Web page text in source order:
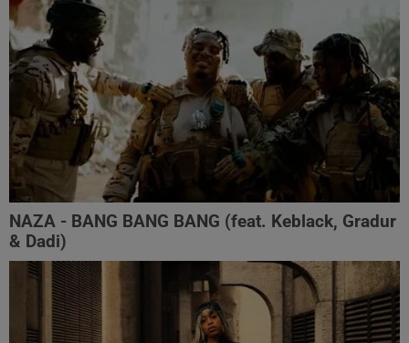
NAZA - BANG BANG BANG (feat. Keblack, Gradur
& Dadi)